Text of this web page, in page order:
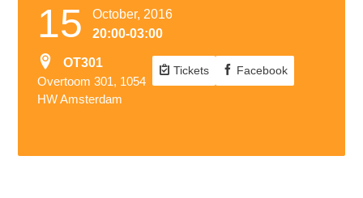
15
October, 2016
20:00-03:00
OT301
Overtoom 301, 1054
HW Amsterdam
Tickets Facebook